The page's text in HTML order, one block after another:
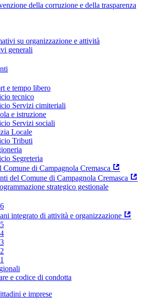
della corruzione e della trasparenza
su organizzazione e attività
generali
e tempo libero
tecnico
Servizi cimiteriali
e istruzione
Servizi sociali
Locale
Tributi
Segreteria
Comune di Campagnola Cremasca
del Comune di Campagnola Cremasca
strategico gestionale
integrato di attività e organizzazione
e codice di condotta
e imprese